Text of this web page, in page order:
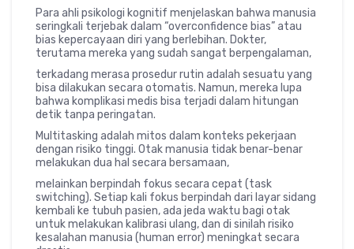
Para ahli psikologi kognitif menjelaskan bahwa manusia
seringkali terjebak dalam “overconfidence bias” atau
bias kepercayaan diri yang berlebihan. Dokter,
terutama mereka yang sudah sangat berpengalaman,
terkadang merasa prosedur rutin adalah sesuatu yang
bisa dilakukan secara otomatis. Namun, mereka lupa
bahwa komplikasi medis bisa terjadi dalam hitungan
detik tanpa peringatan.
Multitasking adalah mitos dalam konteks pekerjaan
dengan risiko tinggi. Otak manusia tidak benar-benar
melakukan dua hal secara bersamaan,
melainkan berpindah fokus secara cepat (task
switching). Setiap kali fokus berpindah dari layar sidang
kembali ke tubuh pasien, ada jeda waktu bagi otak
untuk melakukan kalibrasi ulang, dan di sinilah risiko
kesalahan manusia (human error) meningkat secara